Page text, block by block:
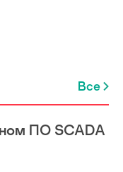
Все
ПО SCADA